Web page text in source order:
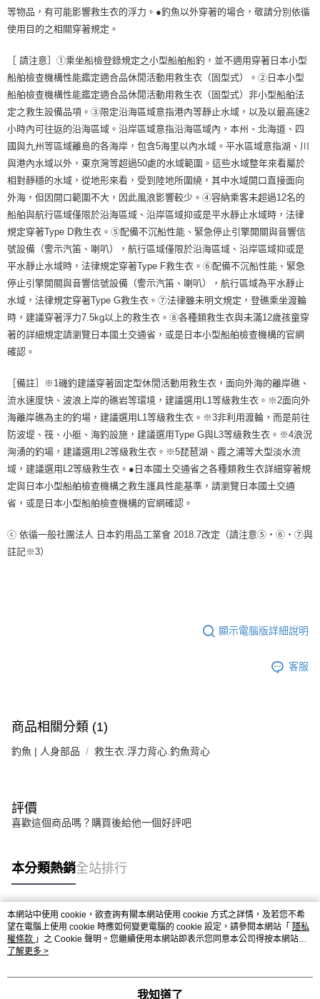
等物品，有可能影響救生衣的浮力。●釣魚以外穿著的場合，敬請分別依循
使用目的之相關穿著規定。
［ 請注意］①乘坐船檢登錄規定之小型船舶船釣，並不適用穿著日本小型
船舶檢查機構性能鑑定適合品休閒活動用救生衣（固型式）。②日本小型
船舶檢查機構性能鑑定適合品休閒活動用救生衣（固型式）非小型船舶法
定之救生設備品項。③限定沿海區域意指港內等靜止水域，以及以最高速2
小時內可往返的沿海區域。沿岸區域意指沿海區域內，本州、北海道、四
國與九州等區域離島的各海岸，包含5海里以內水域。平水區域意指湖、川
與港內水域以外，東京灣等超過50處的水域範圍。這些水域整年來看屬於
相對靜穩的水域，從地形來看，受到陸地所圍繞，其中水域開口直接面向
外海，但因開口範圍不大，因此風浪影響較少。④容納乘客未超過12名的
船舶與航行區域僅限於沿海區域、沿岸區域抑或是平水靜止水域時，法律
規定穿著Type D救生衣。⑤配備不沉船性能、緊急停止引擎開關與音響信
號設備（警示汽笛、喇叭），航行區域僅限於沿海區域、沿岸區域抑或是
平水靜止水域時，法律規定穿著Type F救生衣。⑥配備不沉船性能、緊急
停止引擎開關與音響信號設備（警示汽笛、喇叭），航行區域為平水靜止
水域，法律規定穿著Type G救生衣。⑦法律雖未明文規定，登礁乘坐渡輪
時，建議穿著浮力7.5kg以上的救生衣。⑧各種類救生衣與未滿12歲孩童穿
著的詳細規定請瀏覽日本國土交通省，或是日本小型船舶檢查機構的官網
確認。
［備註］※1磯釣建議穿著固定型休閒活動用救生衣，面向外海的離岸礁、
流水速度快、波浪上岸的礁岩等環境，建議選用L1等級救生衣。※2面向外
海離岸礁為主的釣場，建議選用L1等級救生衣。※3非利用渡輪，而是前往
防波堤、筏、小艇、海釣設施，建議選用Type G與L3等級救生衣。※4浪況
洶湧的釣場，建議選用L2等級救生衣。※5琵琶湖、霞之浦等大型淡水流
域，建議選用L2等級救生衣。●日本國土交通省之各種類救生衣詳細穿著規
定與日本小型船舶檢查機構之救生護具性能基準，請瀏覽日本國土交通
省，或是日本小型船舶檢查機構的官網確認。
ⓒ 依循一般社團法人 日本釣用品工業會 2018.7改定（請注意⑤・⑥・⑦與
註記※3）
顯示電腦版詳細說明
客服
商品相關分類 (1)
釣魚 | 人身部品 救生衣.浮力背心.釣魚背心
評價
喜歡這個商品嗎？購買後給他一個好評吧
本分類熱銷全站排行
熱門標籤
本網站中使用 cookie，欲查詢有關本網站使用 cookie 方式之詳情，及若您不希
望在電腦上使用 cookie 時應如何變更電腦的 cookie 設定，請參閱本網站「 隱私
權條款 」之 Cookie 聲明。您繼續使用本網站即表示您同意本公司得按本網站使
用條款之 Cookie 聲明使用 cookie。
了解更多 >
我知道了